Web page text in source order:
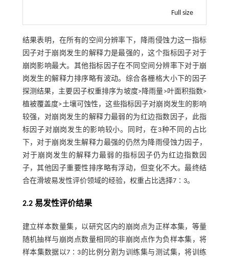
Full size
结果表明，在所有的空间分辨率下，降雨侵蚀力这一指标
因子对于崩岗发生的解释力是最强的，这个指标因子对于
崩岗影响最大。其他指标因子在不同空间分辨率下对于崩
岗发生的解释力排序略有波动。综合各栅格大小下的因子
探测结果，主要因子权重排序为坡度>降雨量>叶面积指数>
植被覆盖度>土壤可蚀性，这些指标因子对崩岗发生的影响
较强，对崩岗发生的解释力最弱的为红边指数因子，此指
标因子对崩岗发生的影响较小。同时，在3种不同的占比
下，对于崩岗发生解释力最强的仍然为降雨侵蚀力因子，
对于崩岗发生的解释力最弱的指标因子仍为红边指数因
子，其他因子重要性排序略有浮动，但变化不大。最终结
合在滑坡易发性评价领域的经验，权重占比选择7∶3。
2.2 易发性评价结果
建立样本数量集，以研究区内的崩岗点为正样本集，等量
随机抽样与崩岗点数量相同的非崩岗点作为负样本集，将
样本集数据以7∶3的比例分割为训练集与测试集，将训练